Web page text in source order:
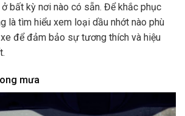
bất kỳ nơi nào có sẵn. Để khắc phục
là tìm hiểu xem loại dầu nhớt nào phù
để đảm bảo sự tương thích và hiệu
mưa